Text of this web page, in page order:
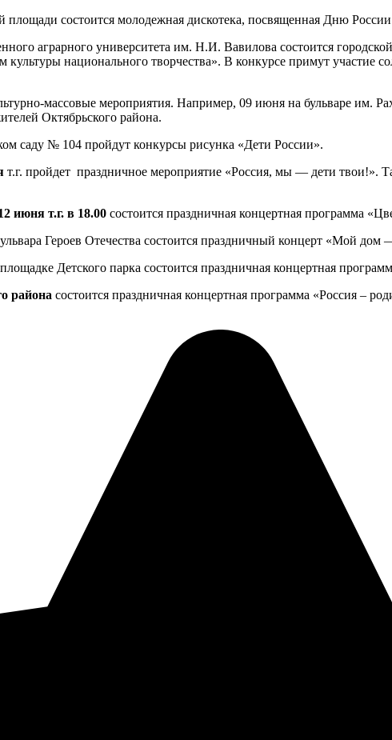
площади состоится молодежная дискотека, посвященная Дню
аграрного университета им. Н.И. Вавилова состоится
национального творчества». В конкурсе примут участие
массовые мероприятия. Например, 09 июня на бульваре им.
Октябрьского района.
саду № 104 пройдут конкурсы рисунка «Дети России».
т.г. пройдет праздничное мероприятие «Россия, мы — дети твои!».
июня т.г. в 18.00 состоится праздничная концертная программа
Героев Отечества состоится праздничный концерт «Мой дом
Детского парка состоится праздничная концертная
района состоится праздничная концертная программа «Россия –